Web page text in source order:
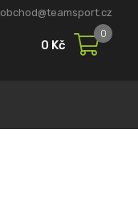
obchod@teamsport.cz
0 Kč
0